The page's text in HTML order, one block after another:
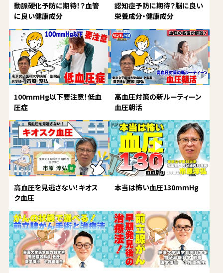
動脈硬化予防に期待！？血管
に良い健康成分
認知症予防に期待？脳に良い
栄養成分・健康成分
100mmHg以下要注意！低血
圧症
高血圧対策の新ルーティーン
血圧朝活
高血圧を見逃さない！キオス
ク血圧
本当は怖い血圧130mmHg